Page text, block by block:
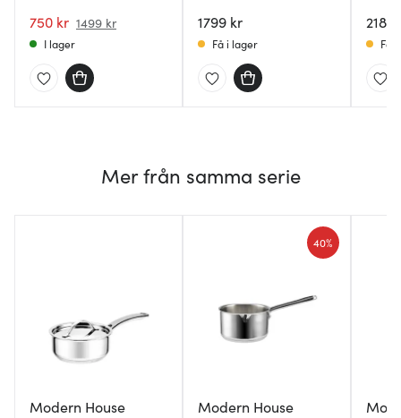
750 kr 1499 kr
I lager
1799 kr
Få i lager
2189
Få
Mer från samma serie
Modern House Modern House
40%